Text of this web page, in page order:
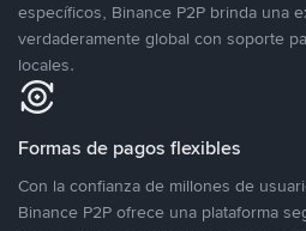
específicos, Binance P2P brinda una
verdaderamente global con soporte
locales.
Formas de pagos flexibles
Con la confianza de millones de
Binance P2P ofrece una plataforma